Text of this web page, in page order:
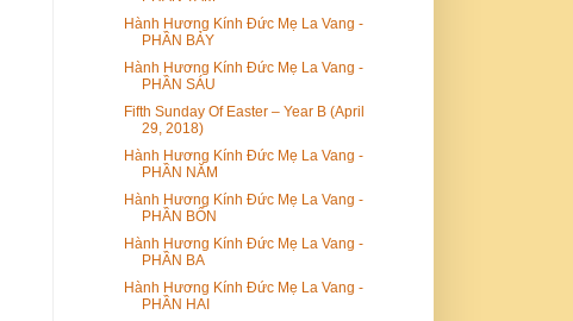
Hành Hương Kính Đức Mẹ La Vang -
PHẦN BẢY
Hành Hương Kính Đức Mẹ La Vang -
PHẦN SÁU
Fifth Sunday Of Easter – Year B (April
29, 2018)
Hành Hương Kính Đức Mẹ La Vang -
PHẦN NĂM
Hành Hương Kính Đức Mẹ La Vang -
PHẦN BỐN
Hành Hương Kính Đức Mẹ La Vang -
PHẦN BA
Hành Hương Kính Đức Mẹ La Vang -
PHẦN HAI